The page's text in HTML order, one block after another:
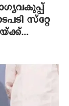
സ്റ്റേ